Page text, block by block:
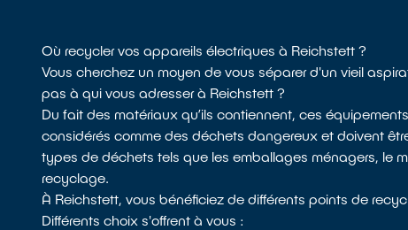
Où recycler vos appareils électriques à Reichstett ?
Vous cherchez un moyen de vous séparer d'un vieil
pas à qui vous adresser à Reichstett ?
Du fait des matériaux qu’ils contiennent, ces
considérés comme des déchets dangereux et doivent
types de déchets tels que les emballages ménagers, le
recyclage.
À Reichstett, vous bénéficiez de différents points de
Différents choix s'offrent à vous :